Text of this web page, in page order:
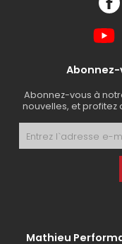
Abonnez-vous à
nouvelles, et profitez
Mathieu